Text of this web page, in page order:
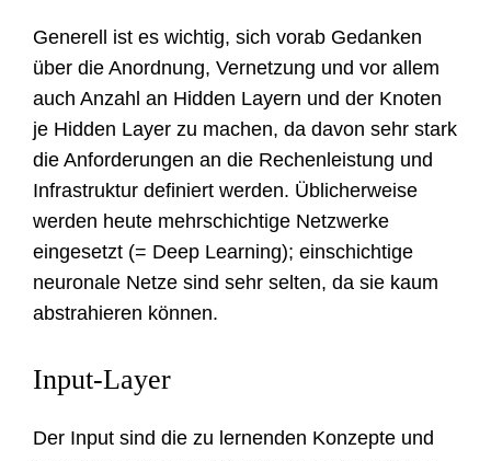
Generell ist es wichtig, sich vorab Gedanken
über die Anordnung, Vernetzung und vor allem
auch Anzahl an Hidden Layern und der Knoten
je Hidden Layer zu machen, da davon sehr stark
die Anforderungen an die Rechenleistung und
Infrastruktur definiert werden. Üblicherweise
werden heute mehrschichtige Netzwerke
eingesetzt (= Deep Learning); einschichtige
neuronale Netze sind sehr selten, da sie kaum
abstrahieren können.
Input-Layer
Der Input sind die zu lernenden Konzepte und